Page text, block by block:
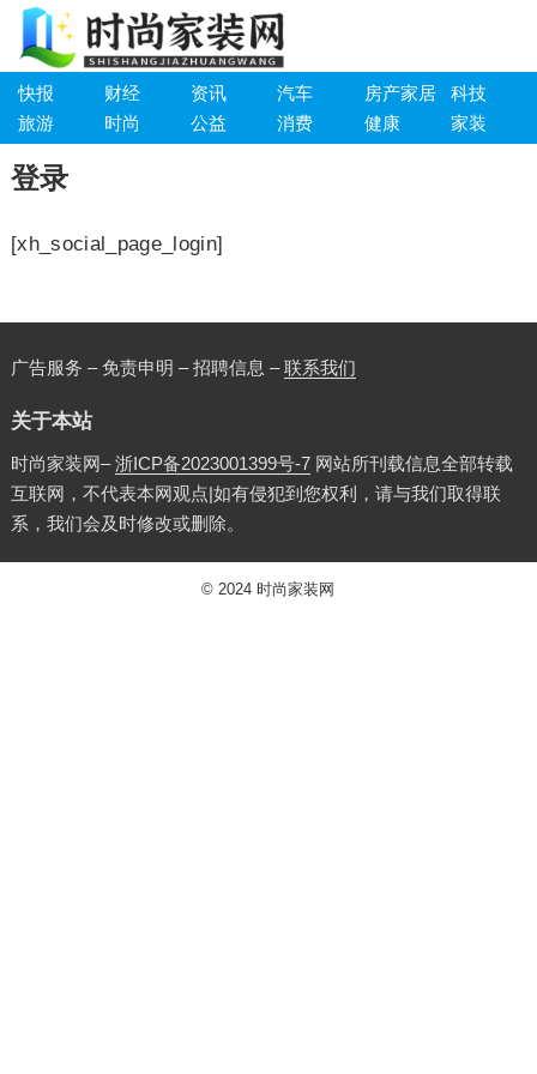
快报 财经 资讯 汽车 房产家居
科技
旅游
时尚 公益 消费 健康 家装
登录
[xh_social_page_login]
广告服务 – 免责申明 – 招聘信息 –联系我们
关于本站
时尚家装网–浙ICP备2023001399号-7网站所刊载信息全部转载
互联网，不代表本网观点|如有侵犯到您权利，请与我们取得联
系，我们会及时修改或删除。
© 2024 时尚家装网